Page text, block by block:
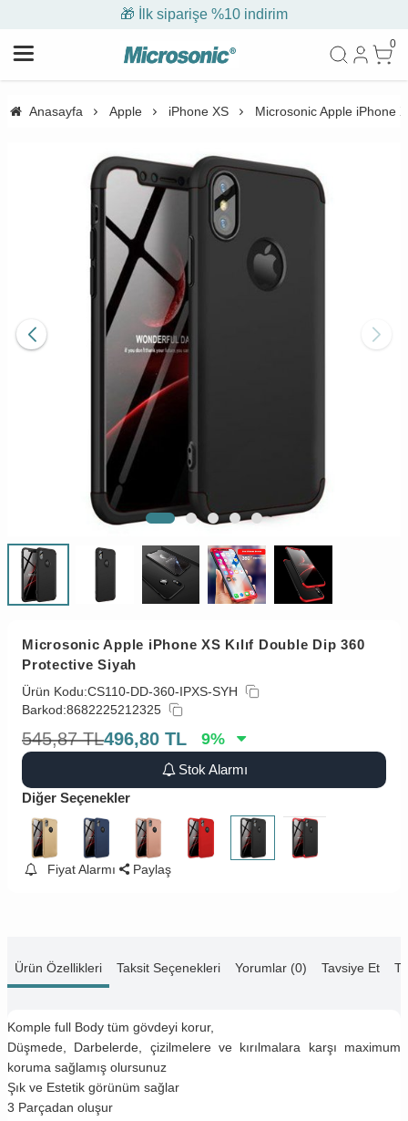
🎁 İlk siparişe %10 indirim
0
Anasayfa Apple iPhone XS Microsonic Apple iPhone
Microsonic Apple iPhone XS Kılıf Double Dip 360
Protective Siyah
Ürün Kodu:CS110-DD-360-IPXS-SYH
Barkod:8682225212325
545,87 TL496,80 TL 9%
Stok Alarmı
Diğer Seçenekler
Fiyat Alarmı Paylaş
Ürün Özellikleri Taksit Seçenekleri Yorumlar (0) Tavsiye Et
Komple full Body tüm gövdeyi korur,
Düşmede, Darbelerde, çizilmelere ve kırılmalara karşı maximum
koruma sağlamış olursunuz
Şık ve Estetik görünüm sağlar
3 Parçadan oluşur